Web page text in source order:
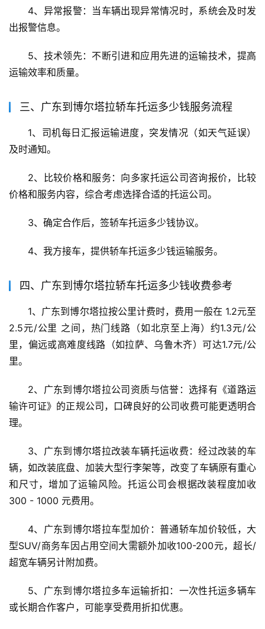
4、异常报警：当车辆出现异常情况时，系统会及时发
出报警信息。
5、技术领先：不断引进和应用先进的运输技术，提高
运输效率和质量。
三、广东到博尔塔拉轿车托运多少钱服务流程
1、司机每日汇报运输进度，突发情况（如天气延误）
及时通知。
2、比较价格和服务：向多家托运公司咨询报价，比较
价格和服务内容，综合考虑选择合适的托运公司。
3、确定合作后，签轿车托运多少钱协议。
4、我方接车，提供轿车托运多少钱运输服务。
四、广东到博尔塔拉轿车托运多少钱收费参考
1、广东到博尔塔拉按公里计费时，费用一般在 1.2元至
2.5元/公里 之间，热门线路（如北京至上海）约1.3元/公
里，偏远或高难度线路（如拉萨、乌鲁木齐）可达1.7元/公
里。
2、广东到博尔塔拉公司资质与信誉：选择有《道路运
输许可证》的正规公司，口碑良好的公司收费可能更透明合
理。
3、广东到博尔塔拉改装车辆托运收费：经过改装的车
辆，如改装底盘、加装大型行李架等，改变了车辆原有重心
和尺寸，增加了运输风险。托运公司会根据改装程度加收
300 - 1000 元费用。
4、广东到博尔塔拉车型加价：普通轿车加价较低，大
型SUV/商务车因占用空间大需额外加收100-200元，超长/
超宽车辆另计附加费。
5、广东到博尔塔拉多车运输折扣：一次性托运多辆车
或长期合作客户，可能享受费用折扣优惠。